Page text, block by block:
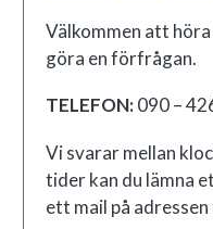
Välkommen att
göra en förfrågan.
TELEFON:090 –
Vi svarar mellan
tider kan du lämna
ett mail på adressen